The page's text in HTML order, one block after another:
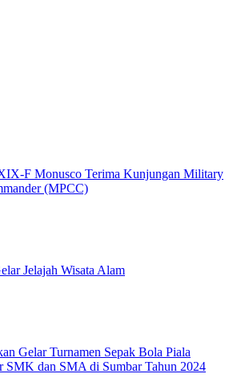
F Monusco Terima Kunjungan Military
(MPCC)
Jelajah Wisata Alam
Gelar Turnamen Sepak Bola Piala
SMK dan SMA di Sumbar Tahun 2024